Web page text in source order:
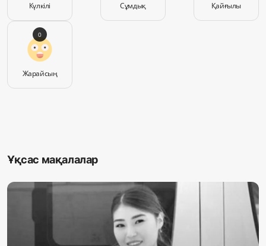
Күлкілі Сұмдық Қайғылы
Жарайсың
0
Ұқсас мақалалар